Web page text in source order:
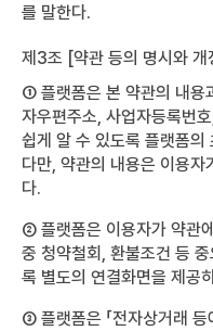
를 말한다.
제3조 [약관 등의 명시와 개
① 플랫폼은 본 약관의 내용
자우편주소, 사업자등록번
쉽게 알 수 있도록 플랫폼의
다만, 약관의 내용은 이용
다.
② 플랫폼은 이용자가 약관
중 청약철회, 환불조건 등
록 별도의 연결화면을 제공
③ 플랫폼은 「전자상거래 등